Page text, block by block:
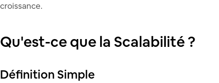
croissance.
Qu'est-ce que la Scalabilité ?
Définition Simple